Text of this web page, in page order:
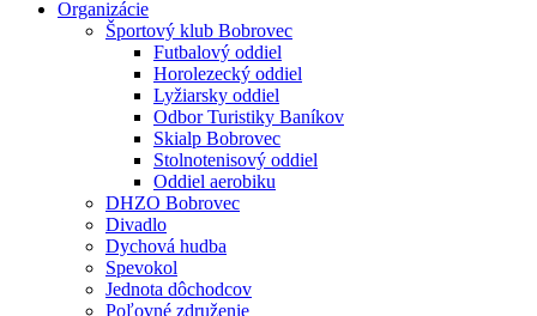
Organizácie
Športový klub Bobrovec
Futbalový oddiel
Horolezecký oddiel
Lyžiarsky oddiel
Odbor Turistiky Baníkov
Skialp Bobrovec
Stolnotenisový oddiel
Oddiel aerobiku
DHZO Bobrovec
Divadlo
Dychová hudba
Spevokol
Jednota dôchodcov
Poľovné združenie